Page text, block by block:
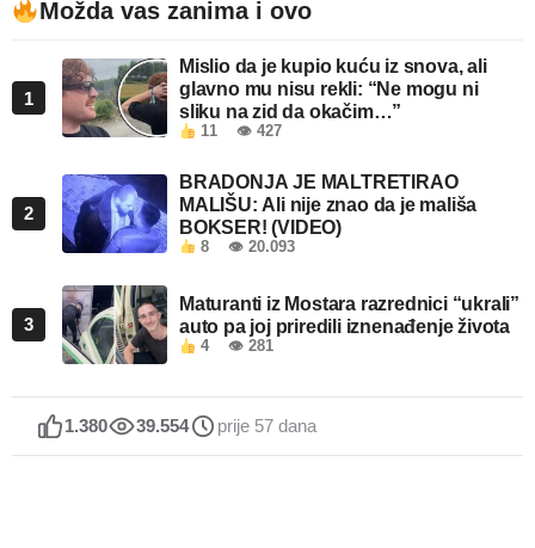
Možda vas zanima i ovo
1
Mislio da je kupio kuću iz snova, ali
glavno mu nisu rekli: “Ne mogu ni
sliku na zid da okačim…”
11 👁 427
2
BRADONJA JE MALTRETIRAO
MALIŠU: Ali nije znao da je mališa
BOKSER! (VIDEO)
8 👁 20.093
3
Maturanti iz Mostara razrednici “ukrali”
auto pa joj priredili iznenađenje života
4 👁 281
1.380 39.554 prije 57 dana